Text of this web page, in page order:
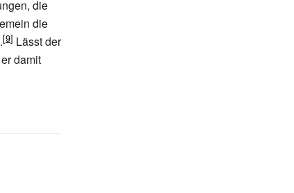
die
die
Lässt der
damit